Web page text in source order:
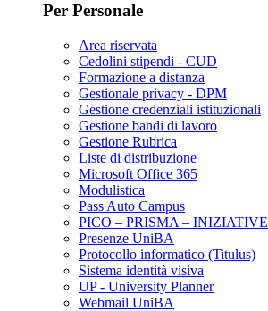
Per Personale
Area riservata
Cedolini stipendi - CUD
Formazione a distanza
Gestionale privacy - DPM
Gestione credenziali istituzionali
Gestione bandi di lavoro
Gestione Rubrica
Liste di distribuzione
Microsoft Office 365
Modulistica
Pass Auto Campus
PICO – PRISMA – INIZIATIVE
Presenze UniBA
Protocollo informatico (Titulus)
Sistema identità visiva
UP - University Planner
Webmail UniBA